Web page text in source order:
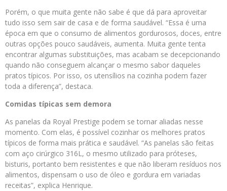
Porém, o que muita gente não sabe é que dá para aproveitar
tudo isso sem sair de casa e de forma saudável. “Essa é uma
época em que o consumo de alimentos gordurosos, doces, entre
outras opções pouco saudáveis, aumenta. Muita gente tenta
encontrar algumas substituições, mas acabam se decepcionando
quando não conseguem alcançar o mesmo sabor daqueles
pratos típicos. Por isso, os utensílios na cozinha podem fazer
toda a diferença”, destaca.
Comidas típicas sem demora
As panelas da Royal Prestige podem se tornar aliadas nesse
momento. Com elas, é possível cozinhar os melhores pratos
típicos de forma mais prática e saudável. “As panelas são feitas
com aço cirúrgico 316L, o mesmo utilizado para próteses,
bisturis, portanto bem resistentes e que não liberam resíduos nos
alimentos, dispensam o uso de óleo e gordura em variadas
receitas”, explica Henrique.